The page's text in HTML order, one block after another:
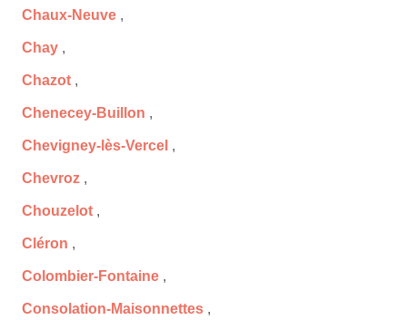
Chaux-Neuve ,
Chay ,
Chazot ,
Chenecey-Buillon ,
Chevigney-lès-Vercel ,
Chevroz ,
Chouzelot ,
Cléron ,
Colombier-Fontaine ,
Consolation-Maisonnettes ,